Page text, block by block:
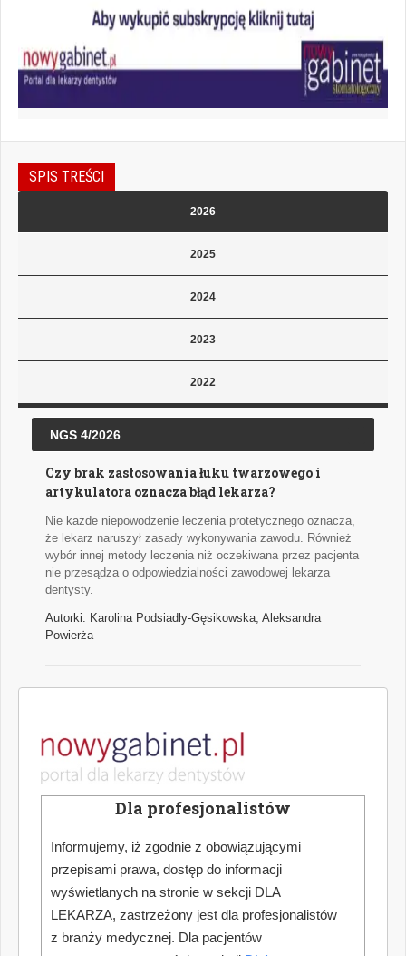
SPIS TREŚCI
2026
2025
2024
2023
2022
NGS 4/2026
Czy brak zastosowania łuku twarzowego i
artykulatora oznacza błąd lekarza?
Nie każde niepowodzenie leczenia protetycznego oznacza,
że lekarz naruszył zasady wykonywania zawodu. Również
wybór innej metody leczenia niż oczekiwana przez pacjenta
nie przesądza o odpowiedzialności zawodowej lekarza
dentysty.
Autorki: Karolina Podsiadły-Gęsikowska; Aleksandra
Powierża
medycznych z zakresu stomatologii.
Autor: Hanna Puźyńska
do pracy w powiększeniu zabiegowym
w zakresie precyzji, skuteczności i komfortu leczenia. W
erze zaawansowanych technologii, miniaturyzacji narzędzi
oraz rosnących oczekiwań pacjentów, kluczowym
elementem codziennej praktyki staje się odpowiednio
Dla profesjonalistów
Informujemy, iż zgodnie z obowiązującymi
przepisami prawa, dostęp do informacji
wyświetlanych na stronie w sekcji DLA
LEKARZA, zastrzeżony jest dla profesjonalistów
z branży medycznej. Dla pacjentów